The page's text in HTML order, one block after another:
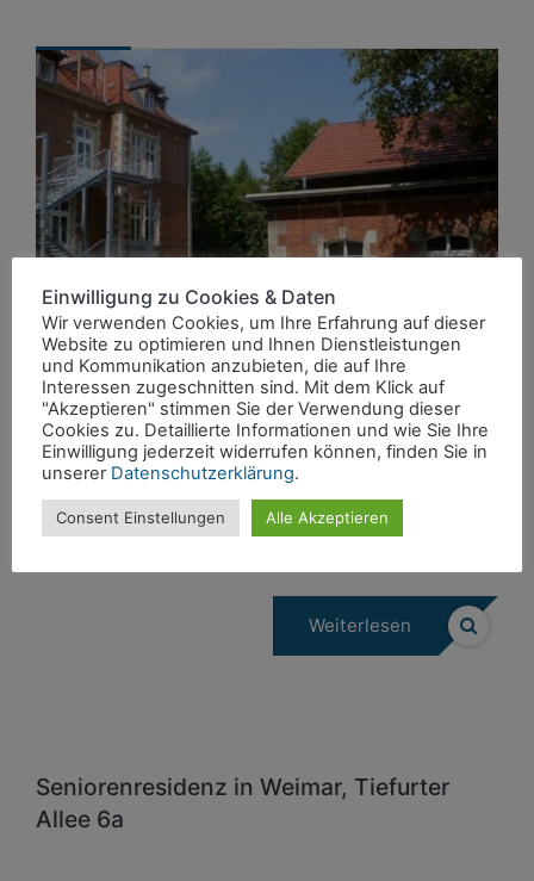
Die Immobilie liegt in einem der schönsten Wohngebiete
Weimars mit 1920er Jahre-Bebauung nahe der Marie-
Seebach-Stiftung (Tiefurter Allee 6). Es handelt sich hierbei
Weiterlesen
Seniorenresidenz in Weimar, Tiefurter
Allee 6a
Einwilligung zu Cookies & Daten
Wir verwenden Cookies, um Ihre Erfahrung auf dieser
Website zu optimieren und Ihnen Dienstleistungen
und Kommunikation anzubieten, die auf Ihre
Interessen zugeschnitten sind. Mit dem Klick auf
"Akzeptieren" stimmen Sie der Verwendung dieser
Cookies zu. Detaillierte Informationen und wie Sie Ihre
Einwilligung jederzeit widerrufen können, finden Sie in
unserer Datenschutzerklärung.
Consent Einstellungen Alle Akzeptieren